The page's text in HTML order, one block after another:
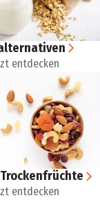
entdecken
entdecken